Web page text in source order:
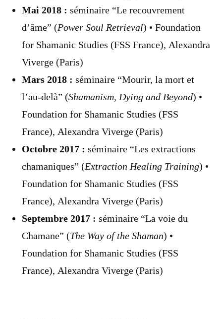
Mai 2018 : séminaire “Le recouvrement
d’âme” (Power Soul Retrieval) • Foundation
for Shamanic Studies (FSS France), Alexandra
Viverge (Paris)
Mars 2018 : séminaire “Mourir, la mort et
l’au-delà” (Shamanism, Dying and Beyond) •
Foundation for Shamanic Studies (FSS
France), Alexandra Viverge (Paris)
Octobre 2017 : séminaire “Les extractions
chamaniques” (Extraction Healing Training) •
Foundation for Shamanic Studies (FSS
France), Alexandra Viverge (Paris)
Septembre 2017 : séminaire “La voie du
Chamane” (The Way of the Shaman) •
Foundation for Shamanic Studies (FSS
France), Alexandra Viverge (Paris)